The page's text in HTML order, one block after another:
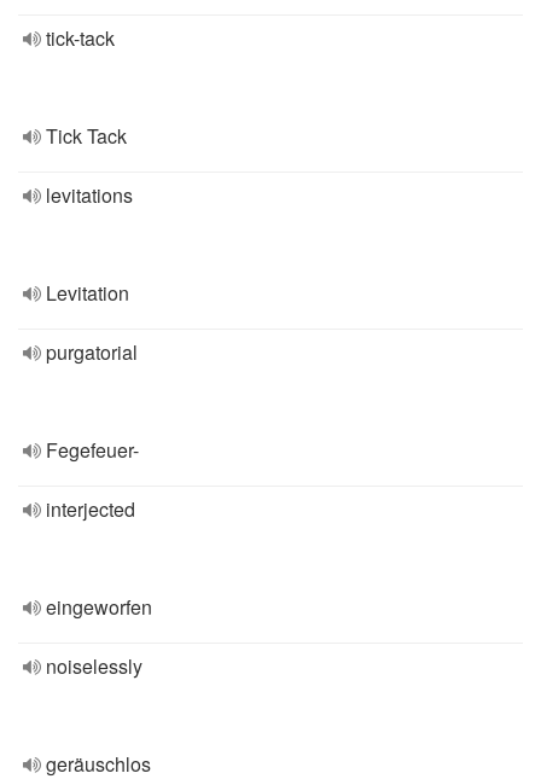
tick-tack
Tick ​​Tack
levitations
Levitation
purgatorial
Fegefeuer-
interjected
eingeworfen
noiselessly
geräuschlos